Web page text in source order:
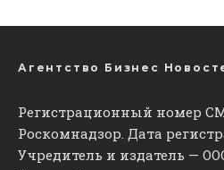
Агентство Бизнес
Регистрационный номер
Роскомнадзор. Дата
Учредитель и издатель —